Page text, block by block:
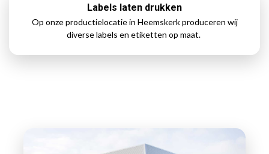
Labels laten drukken
Op onze productielocatie in Heemskerk produceren wij
diverse labels en etiketten op maat.